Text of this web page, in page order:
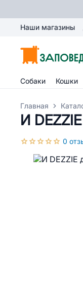
Наши магазины
Собаки Кошки
Главная
И
0